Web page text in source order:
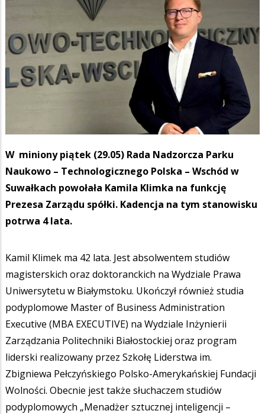
W miniony piątek (29.05) Rada Nadzorcza Parku
Naukowo – Technologicznego Polska – Wschód w
Suwałkach powołała Kamila Klimka na funkcję
Prezesa Zarządu spółki. Kadencja na tym stanowisku
potrwa 4 lata.
Kamil Klimek ma 42 lata. Jest absolwentem studiów
magisterskich oraz doktoranckich na Wydziale Prawa
Uniwersytetu w Białymstoku. Ukończył również studia
podyplomowe Master of Business Administration
Executive (MBA EXECUTIVE) na Wydziale Inżynierii
Zarządzania Politechniki Białostockiej oraz program
liderski realizowany przez Szkołę Liderstwa im.
Zbigniewa Pełczyńskiego Polsko-Amerykańskiej Fundacji
Wolności. Obecnie jest także słuchaczem studiów
podyplomowych „Menadżer sztucznej inteligencji –